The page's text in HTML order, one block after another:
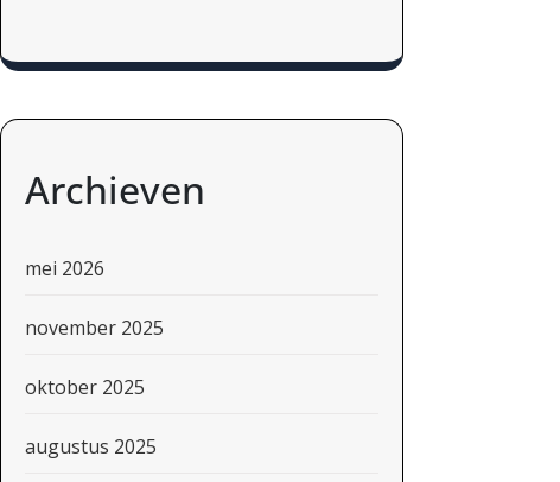
Archieven
mei 2026
november 2025
oktober 2025
augustus 2025